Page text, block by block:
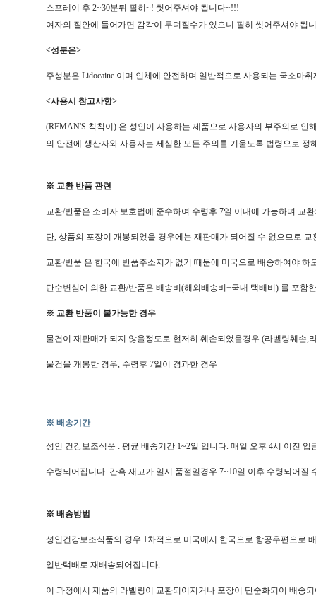
스프레이 후 2~30분뒤 필히~! 씻어주셔야 됩니다~!!!
여자의 질안에 들어가면 감각이 무뎌질수가 있으니 필히 씻어주셔야 됩
<성분은>
주성분은 Lidocaine 이며 인체에 안전하며 일반적으로 사용되는 국소마취
<사용시 참고사항>
(REMAN'S 칙칙이) 은 성인이 사용하는 제품으로 사용자의 부주의로
의 안전에 생산자와 사용자는 세심한 모든 주의를 기울도록 법령으로 정
※ 교환 반품 관련
교환/반품은 소비자 보호법에 준수하여 수령후 7일 이내에 가능하며 교
단, 상품의 포장이 개봉되었을 경우에는 재판매가 되어질 수 없으므로
교환/반품 은 한국에 반품주소지가 없기 때문에 미국으로 배송하여야 하
단순변심에 의한 교환/반품은 배송비(해외배송비+국내 택배비) 를 포함
※ 교환 반품이 불가능한 경우
물건이 재판매가 되지 않을정도로 현저히 훼손되었을경우 (라벨링훼손,
물건을 개봉한 경우, 수령후 7일이 경과한 경우
※ 배송기간
성인 건강보조식품 : 평균 배송기간 1~2일 입니다. 매일 오후 4시 이전 입
수령되어집니다. 간혹 재고가 일시 품절일경우 7~10일 이후 수령되어질
※ 배송방법
성인건강보조식품의 경우 1차적으로 미국에서 한국으로 항공우편으로
일반택배로 재배송되어집니다.
이 과정에서 제품의 라벨링이 교환되어지거나 포장이 단순화되어 배송